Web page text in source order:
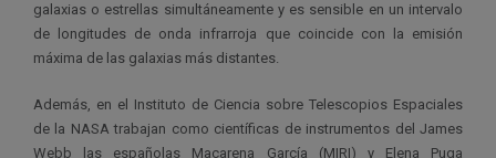
galaxias o estrellas simultáneamente y es sensible en un intervalo
de longitudes de onda infrarroja que coincide con la emisión
máxima de las galaxias más distantes.
Además, en el Instituto de Ciencia sobre Telescopios Espaciales
de la NASA trabajan como científicas de instrumentos del James
Webb las españolas Macarena García (MIRI) y Elena Puga